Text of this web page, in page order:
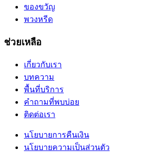
ของขวัญ
พวงหรีด
ช่วยเหลือ
เกี่ยวกับเรา
บทความ
พื้นที่บริการ
คำถามที่พบบ่อย
ติดต่อเรา
นโยบายการคืนเงิน
นโยบายความเป็นส่วนตัว